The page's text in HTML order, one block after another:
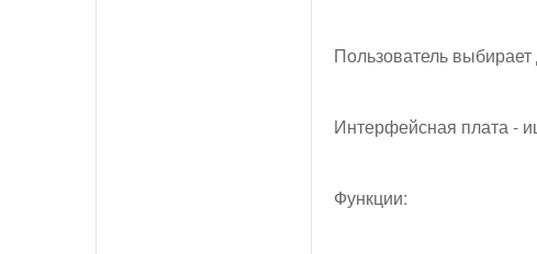
Пользователь
Интерфейсная плата -
Функции: